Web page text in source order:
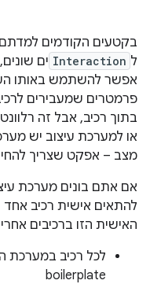
בקטעים הקודמים
ל Interaction ים
אפשר להשתמש באותו
פרמטרים שמעבירים
בתוך רכיב, אבל זה
או למערכת עיצוב יש
מצב – אפקט שצריך
אם אתם בונים מערכת
להתאים אישית רכיב
האישית הזו ברכיבים
לכל רכיב במערכת
boilerplate